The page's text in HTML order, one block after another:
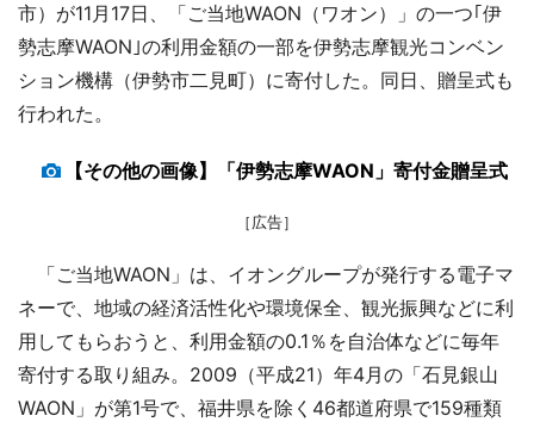
市）が11月17日、「ご当地WAON（ワオン）」の一つ｢伊
勢志摩WAON｣の利用金額の一部を伊勢志摩観光コンベン
ション機構（伊勢市二見町）に寄付した。同日、贈呈式も
行われた。
【その他の画像】「伊勢志摩WAON」寄付金贈呈式
［広告］
「ご当地WAON」は、イオングループが発行する電子マ
ネーで、地域の経済活性化や環境保全、観光振興などに利
用してもらおうと、利用金額の0.1％を自治体などに毎年
寄付する取り組み。2009（平成21）年4月の「石見銀山
WAON」が第1号で、福井県を除く46都道府県で159種類